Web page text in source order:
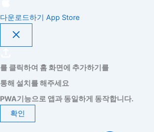
다운로드하기 App Store
를 클릭하여 홈 화면에 추가하기를
통해 설치를 해주세요
PWA기능으로 앱과 동일하게 동작합니다.
확인